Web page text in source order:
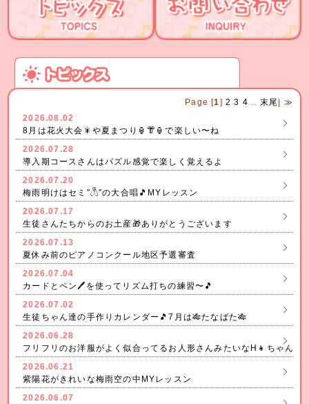
Page [1 ] 2 3 4 末尾 | ≫
2026.08.02
8月は花火大会🎇や夏まつり🏮👘🏮で楽しい〜ね
2026.07.28
導入期コースさんはパズル感覚で楽しく覚えるよ
2026.07.20
梅雨明けはセミ″𓆦″の大合唱🎵MYレッスン
2026.07.17
生徒さんたちからのお土産🎁ありがとうございます
2026.07.13
夏休み前のピアノコンクール地区予選審査
2026.07.04
カードとペン🖊を使ってリズム打ちの練習〜🎵
2026.07.02
生徒ちゃん達の手作りカレンダー🎵7月は🎋たなばた🎋
2026.06.28
フリフリのお洋服がよく似合ってるお人形さんみたいなH👧ちゃん
2026.06.21
紫陽花がきれいな梅雨空の中MYレッスン
2026.06.07